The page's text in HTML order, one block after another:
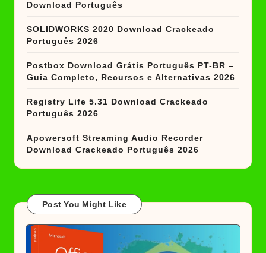
Download Português
SOLIDWORKS 2020 Download Crackeado
Português 2026
Postbox Download Grátis Português PT-BR –
Guia Completo, Recursos e Alternativas 2026
Registry Life 5.31 Download Crackeado
Português 2026
Apowersoft Streaming Audio Recorder
Download Crackeado Português 2026
Post You Might Like